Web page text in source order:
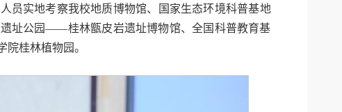
员实地考察我校地质博物馆、国家生态环境科普基地
址公园——桂林甑皮岩遗址博物馆、全国科普教育基
桂林植物园。